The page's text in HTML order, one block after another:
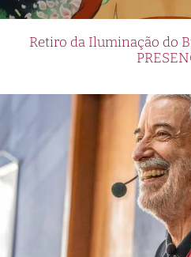
Retiro da Iluminação do